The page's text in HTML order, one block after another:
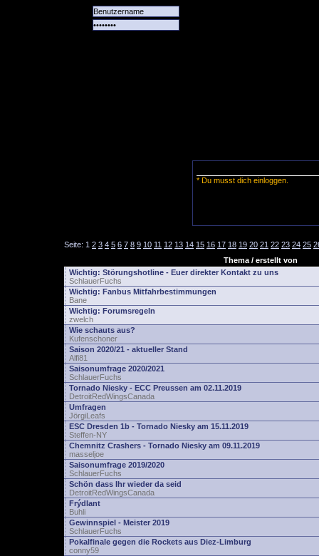
* Du musst dich einloggen.
Seite: 1 2 3 4 5 6 7 8 9 10 11 12 13 14 15 16 17 18 19 20 21 22 23 24 25
Thema / erstellt von
Wichtig: Störungshotline - Euer direkter Kontakt zu uns
SchlauerFuchs
Wichtig: Fanbus Mitfahrbestimmungen
Bane
Wichtig: Forumsregeln
zwelch
Wie schauts aus?
Kufenschoner
Saison 2020/21 - aktueller Stand
Alfi81
Saisonumfrage 2020/2021
SchlauerFuchs
Tornado Niesky - ECC Preussen am 02.11.2019
DetroitRedWingsCanada
Umfragen
JörgiLeafs
ESC Dresden 1b - Tornado Niesky am 15.11.2019
Steffen-NY
Chemnitz Crashers - Tornado Niesky am 09.11.2019
masseljoe
Saisonumfrage 2019/2020
SchlauerFuchs
Schön dass Ihr wieder da seid
DetroitRedWingsCanada
Frýdlant
Buhli
Gewinnspiel - Meister 2019
SchlauerFuchs
Pokalfinale gegen die Rockets aus Diez-Limburg
conny59